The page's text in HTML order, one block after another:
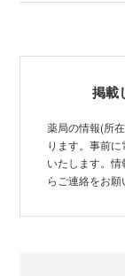
掲載
薬局の情報(所
ります。事前
いたします。
らご連絡をお願